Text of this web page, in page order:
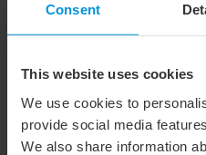
Consent
This website uses cookies
We use cookies to
provide social media
We also share information
lekcie obvykle vyjdú na
TIP: Napríklad